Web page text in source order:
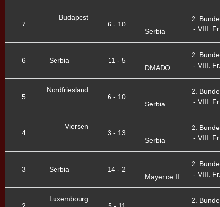
7
Budapest
6 - 10
Serbia
2.
- VIII.
6 Serbia
11 - 5
DMADO
2.
- VIII.
5
Nordfriesland
6 - 10
Serbia
2.
- VIII.
4
Viersen
3 - 13
Serbia
2.
- VIII.
3 Serbia
14 - 2
Mayence II
2.
- VIII.
Luxembourg
2.